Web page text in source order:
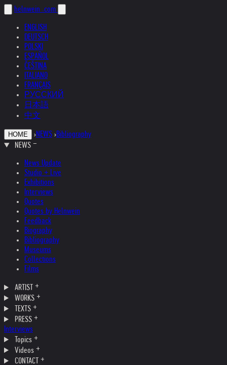
helnwein .com
ENGLISH
DEUTSCH
POLSKI
ESPAÑOL
ČEŠTINA
ITALIANO
FRANÇAIS
РУССКИЙ
日本語
中文
HOME ›NEWS ›Bibliography
NEWS
News Update
Studio + Live
Exhibitions
Interviews
Quotes
Quotes by Helnwein
Feedback
Biography
Bibliography
Museums
Collections
Films
ARTIST
WORKS
TEXTS
PRESS
Interviews
Topics
Videos
CONTACT